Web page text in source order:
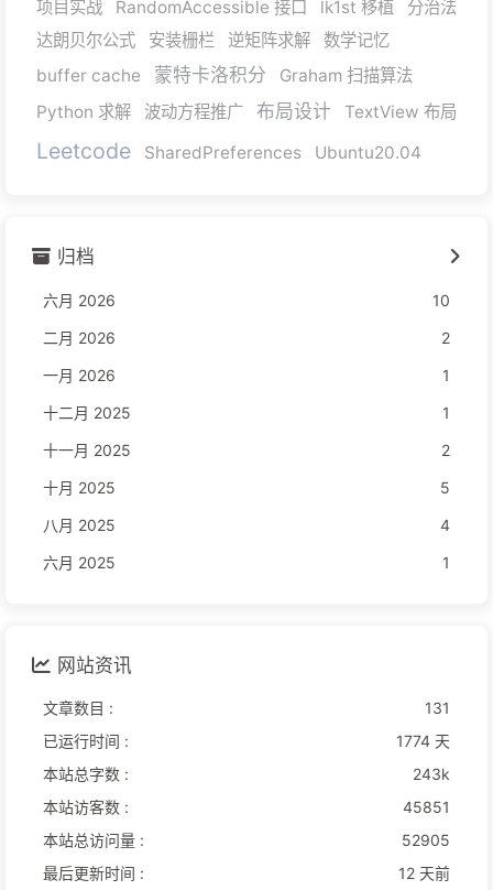
项目实战 RandomAccessible 接口 lk1st 移植
分治法
达朗贝尔公式
安装栅栏 逆矩阵求解
数学记忆
buffer cache
蒙特卡洛积分
Graham 扫描算法
Python 求解
波动方程推广 布局设计 TextView 布局
Leetcode SharedPreferences Ubuntu20.04
归档
六月 2026
10
二月 2026
2
一月 2026
1
十二月 2025
1
十一月 2025
2
十月 2025
5
八月 2025
4
六月 2025
1
网站资讯
文章数目 :
131
已运行时间 :
1774 天
本站总字数 :
243k
本站访客数 :
45851
本站总访问量 :
52905
最后更新时间 :
12 天前